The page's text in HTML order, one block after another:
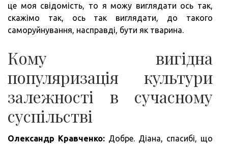
це моя свідомість, то я можу виглядати ось так,
скажімо так, ось так виглядати, до такого
саморуйнування, насправді, бути як тварина.
Кому вигідна
популяризація культури
залежності в сучасному
суспільстві
Олександр Кравченко: Добре. Діана, спасибі, що